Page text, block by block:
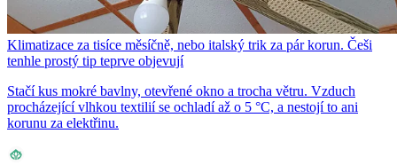
Klimatizace za tisíce měsíčně, nebo italský trik za pár korun. Češi
tenhle prostý tip teprve objevují
Stačí kus mokré bavlny, otevřené okno a trocha větru. Vzduch
procházející vlhkou textilií se ochladí až o 5 °C, a nestojí to ani
korunu za elektřinu.